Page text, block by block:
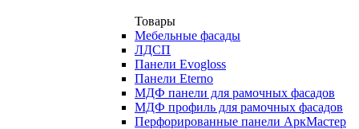
Товары
Мебельные фасады
ЛДСП
Панели Evogloss
Панели Eterno
МДФ панели для рамочных фасадов
МДФ профиль для рамочных фасадов
Перфорированные панели АркМастер